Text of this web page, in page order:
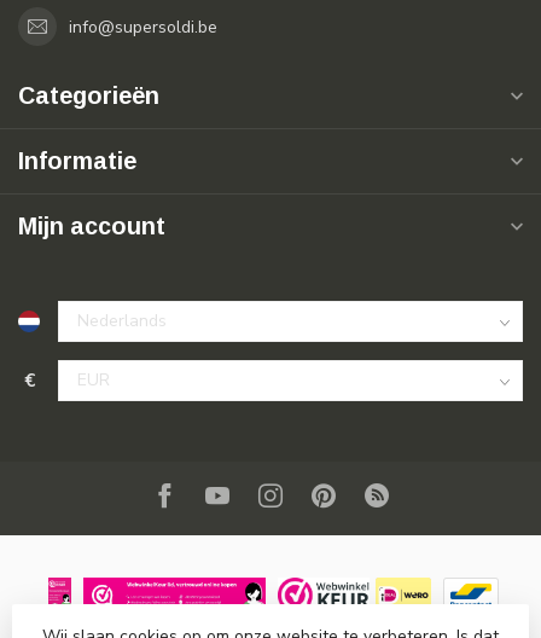
info@supersoldi.be
Categorieën
Informatie
Mijn account
€